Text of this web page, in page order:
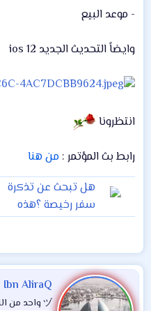
‏- موعد البيع
‏وايضاً التحديث الجديد ios 12
انتظرونا
رابط بث المؤتمر : من هنا
هل تبحث عن تذكرة
سفر رخيصة ؟هذه
قائمة بأفضل المواقع
توفرها
Ibn AliraQ
ヅ واحد من الناس ヅ